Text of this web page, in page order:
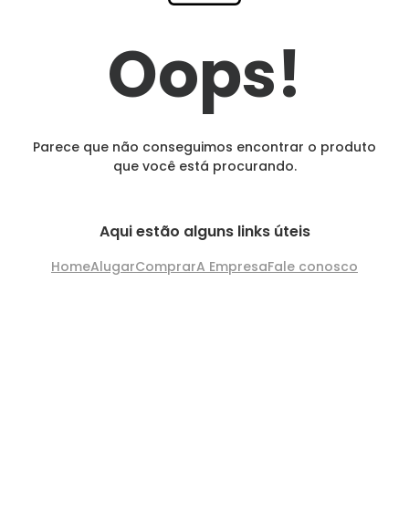
Oops!
Parece que não conseguimos encontrar o produto
que você está procurando.
Aqui estão alguns links úteis
HomeAlugarComprarA EmpresaFale conosco